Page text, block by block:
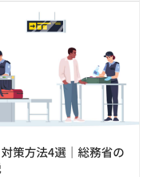
策方法4選｜総務省の